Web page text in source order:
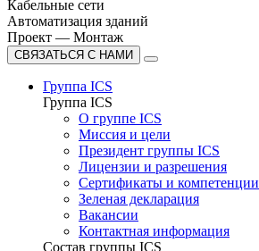
Кабельные сети
Автоматизация зданий
Проект — Монтаж
СВЯЗАТЬСЯ С НАМИ
Группа ICS
Группа ICS
О группе ICS
Миссия и цели
Президент группы ICS
Лицензии и разрешения
Сертификаты и компетенции
Зеленая декларация
Вакансии
Контактная информация
Состав группы ICS